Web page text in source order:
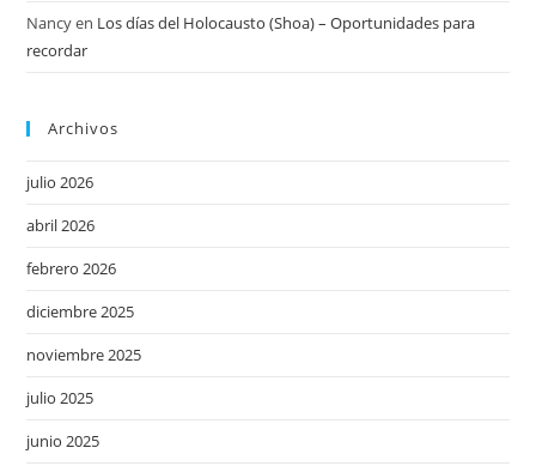
Nancyen Los días del Holocausto (Shoa) – Oportunidades para
recordar
Archivos
julio 2026
abril 2026
febrero 2026
diciembre 2025
noviembre 2025
julio 2025
junio 2025